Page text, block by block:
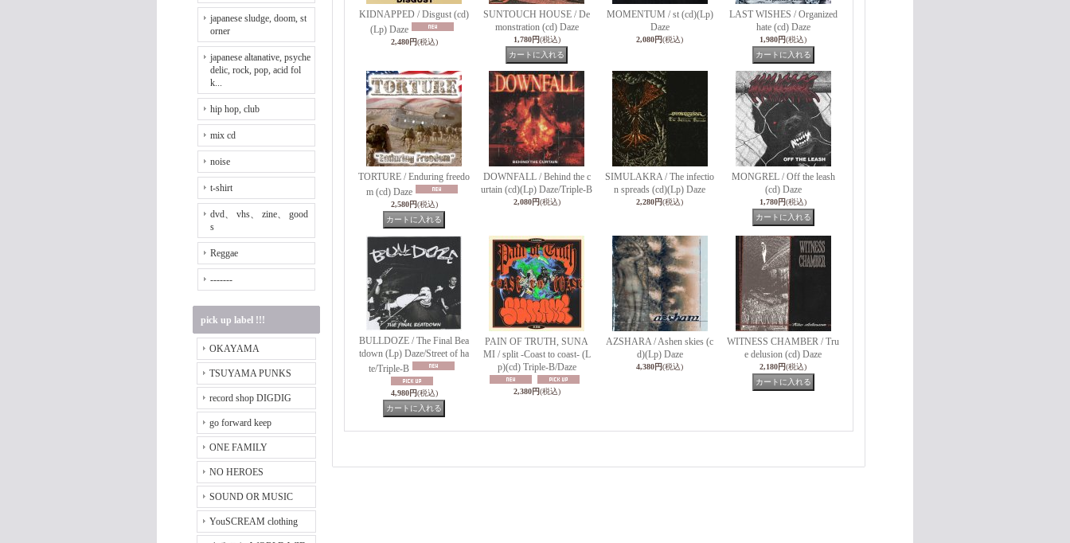
japanese sludge, doom, st
orner
japanese altanative, psyche
delic, rock, pop, acid fol
k...
hip hop, club
mix cd
noise
t-shirt
dvd、 vhs、 zine、 good
s
Reggae
-------
pick up label !!!
OKAYAMA
TSUYAMA PUNKS
record shop DIGDIG
go forward keep
ONE FAMILY
NO HEROES
SOUND OR MUSIC
YouSCREAM clothing
KIDNAPPED / Disgust (cd)
(Lp) Daze
2,480円(税込)
SUNTOUCH HOUSE / De
monstration (cd) Daze
1,780円(税込)
MOMENTUM / st (cd)(Lp)
Daze
2,080円(税込)
LAST WISHES / Organized
hate (cd) Daze
1,980円(税込)
TORTURE / Enduring freedo
m (cd) Daze
2,580円(税込)
DOWNFALL / Behind the c
urtain (cd)(Lp) Daze/Triple-B
2,080円(税込)
SIMULAKRA / The infectio
n spreads (cd)(Lp) Daze
2,280円(税込)
MONGREL / Off the leash
(cd) Daze
1,780円(税込)
BULLDOZE / The Final Bea
tdown (Lp) Daze/Street of ha
te/Triple-B
4,980円(税込)
PAIN OF TRUTH, SUNA
MI / split -Coast to coast- (L
p)(cd) Triple-B/Daze
2,380円(税込)
AZSHARA / Ashen skies (c
d)(Lp) Daze
4,380円(税込)
WITNESS CHAMBER / Tru
e delusion (cd) Daze
2,180円(税込)